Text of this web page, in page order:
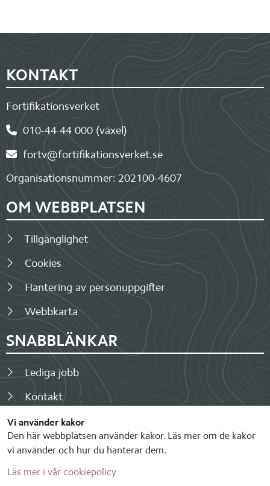
Vi använder kakor
Den här webbplatsen använder kakor. Läs mer om de kakor
vi använder och hur du hanterar dem.
Läs mer i vår cookiepolicy
Sidfot
KONTAKT
Fortifikationsverket
010-44 44 000 (växel)
fortv@fortifikationsverket.se
Organisationsnummer: 202100-4607
OM WEBBPLATSEN
Tillgänglighet
Cookies
Hantering av personuppgifter
Webbkarta
SNABBLÄNKAR
Lediga jobb
Kontakt
Fakturor
Visselblåsarfunktion